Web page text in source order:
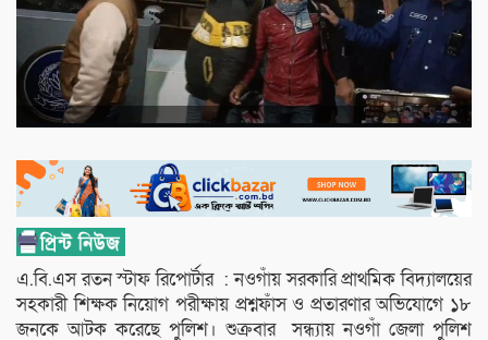
এ.বি.এস রতন স্টাফ রিপোর্টার : নওগাঁয় সরকারি প্রাথমিক বিদ্যালয়ের
সহকারী শিক্ষক নিয়োগ পরীক্ষায় প্রশ্নফাঁস ও প্রতারণার অভিযোগে ১৮
জনকে আটক করেছে পুলিশ। শুক্রবার সন্ধ্যায় নওগাঁ জেলা পুলিশ